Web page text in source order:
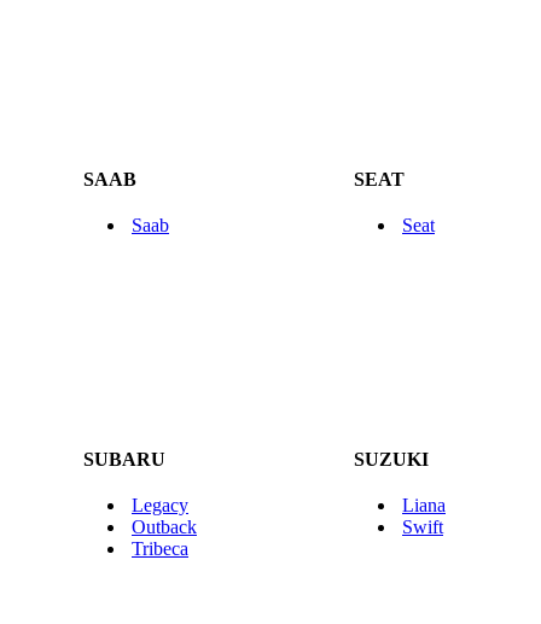
SAAB SEAT
Saab Seat
SUBARU SUZUKI
Legacy
Outback
Tribeca
Liana
Swift